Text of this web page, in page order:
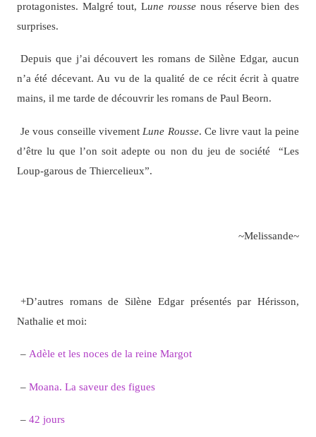
protagonistes. Malgré tout, Lune rousse nous réserve bien des
surprises.
Depuis que j’ai découvert les romans de Silène Edgar, aucun
n’a été décevant. Au vu de la qualité de ce récit écrit à quatre
mains, il me tarde de découvrir les romans de Paul Beorn.
Je vous conseille vivementLune Rousse. Ce livre vaut la peine
d’être lu que l’on soit adepte ou non du jeu de société “Les
Loup-garous de Thiercelieux”.
~Melissande~
+D’autres romans de Silène Edgar présentés par Hérisson,
Nathalie et moi:
– Adèle et les noces de la reine Margot
– Moana. La saveur des figues
– 42 jours